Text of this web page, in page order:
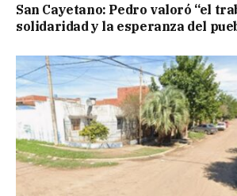
San Cayetano: Pedro valoró “el
solidaridad y la esperanza del